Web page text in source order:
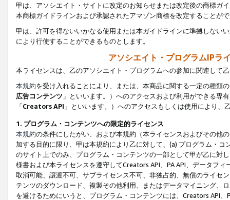
甲は、アソシエイト・サイトに改定のお知らせまたは改定後の商標ガ
本商標ガイドラインおよび承認されたアマゾン商標を改定することが
甲は、許可を得ないいかなる使用または本ガイドラインに準拠しない
により行使することができるものとします。
アソシエイト・プログラムIPラ
本ライセンスは、乙のアソシエイト・プログラムへの参加に関連して
本規約を受け入れることにより、または、本商品に関する一定の種類
広告コンテンツ 」といいます。）へのアクセスおよび利用ができる専
「Creators API 」といいます。）へのアクセスもしくは使用により
1. プログラム・コンテンツへの限定的ライセンス
本規約の条件にしたがい、および本規約（本ライセンスおよびその他
加する目的に限り、甲は本規約により乙に対して、(a) プログラム・
のサイト上でのみ、プログラム・コンテンツの一部として甲が乙に対
様書および本ライセンスを遵守してCreators API、PA API、データフ
取消可能、譲渡不可、サブライセンス不可、非独占的、無償のライセ
テンツのダウンロード、複製その他利用、またはデータマイニング、
を避けるためにいうと、プログラム・コンテンツには、Creators API